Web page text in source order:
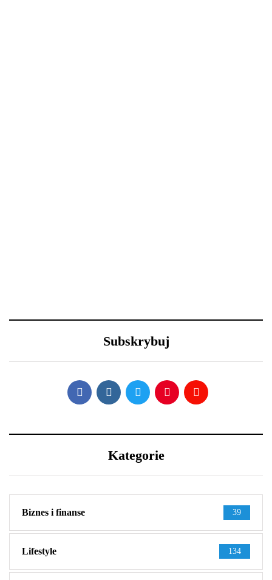
Nowy Rok – nowe
Efektowne fryzury
sylwestrowe – jak
wystylizować?
Subskrybuj
Kategorie
Biznes i finanse 39
Lifestyle 134